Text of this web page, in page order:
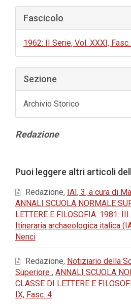
Fascicolo
1962: II Serie, Vol. XXXI,
Sezione
Archivio Storico
Contenuto
Redazione
dell'articolo
Puoi leggere altri articoli
Redazione, IAI, 3, a cura di
ANNALI SCUOLA NORMALE
LETTERE E FILOSOFIA: 1981:
Itineraria archaeologica italica
Nenci
Redazione, Notiziario della
Superiore , ANNALI SCUOLA
CLASSE DI LETTERE E
IX, Fasc. 4